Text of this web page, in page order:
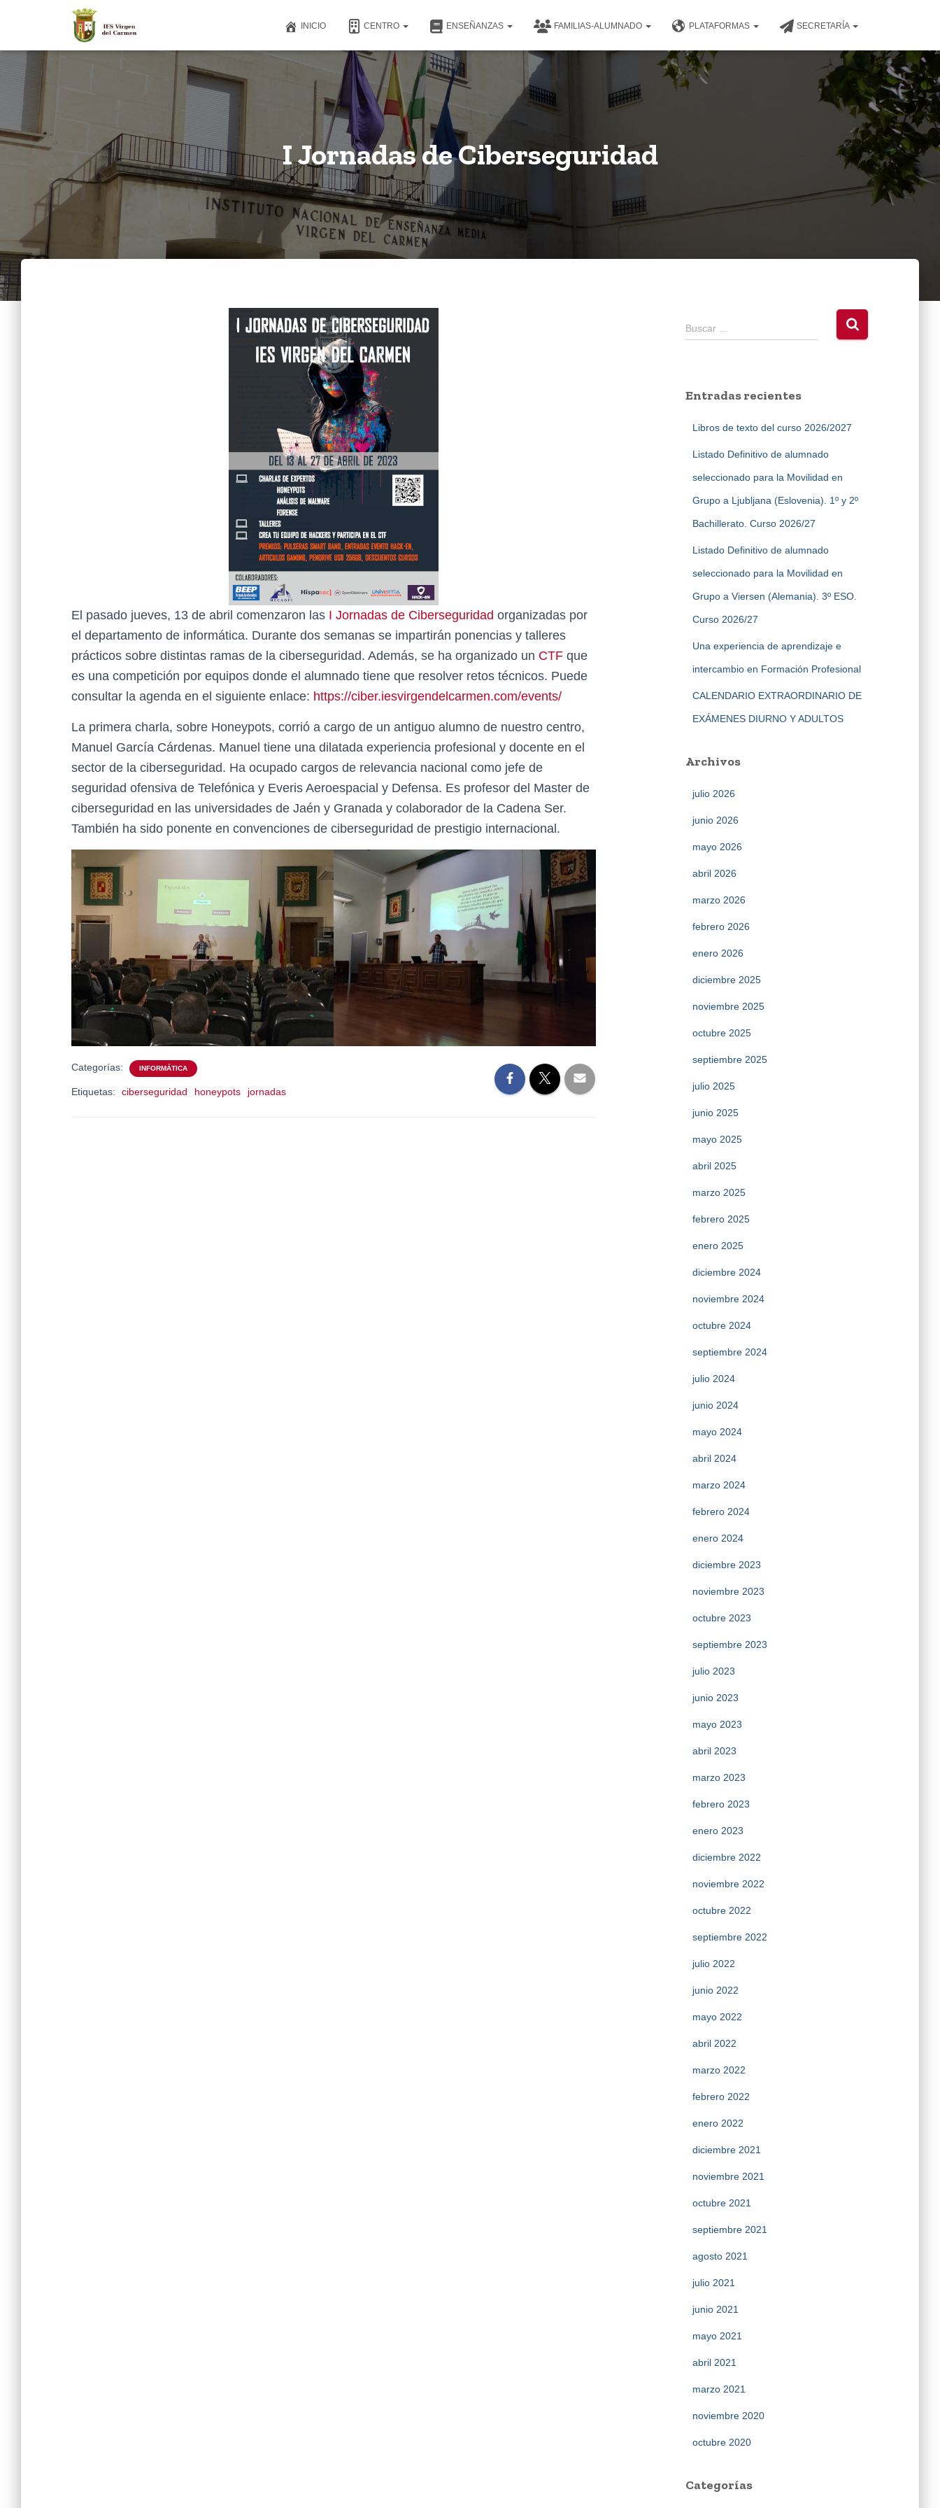
INICIO CENTRO ENSEÑANZAS FAMILIAS-ALUMNADO PLATAFORMAS SECRETARÍA
I Jornadas de Ciberseguridad
El pasado jueves, 13 de abril comenzaron las I Jornadas de Ciberseguridad organizadas por
el departamento de informática. Durante dos semanas se impartirán ponencias y talleres
prácticos sobre distintas ramas de la ciberseguridad. Además, se ha organizado un CTF que
es una competición por equipos donde el alumnado tiene que resolver retos técnicos. Puede
consultar la agenda en el siguiente enlace: https://ciber.iesvirgendelcarmen.com/events/
La primera charla, sobre Honeypots, corrió a cargo de un antiguo alumno de nuestro centro,
Manuel García Cárdenas. Manuel tiene una dilatada experiencia profesional y docente en el
sector de la ciberseguridad. Ha ocupado cargos de relevancia nacional como jefe de
seguridad ofensiva de Telefónica y Everis Aeroespacial y Defensa. Es profesor del Master de
ciberseguridad en las universidades de Jaén y Granada y colaborador de la Cadena Ser.
También ha sido ponente en convenciones de ciberseguridad de prestigio internacional.
Categorías: INFORMÁTICA
Etiquetas: ciberseguridad honeypots jornadas
B
u
r
Buscar …
Entradas recientes
Libros de texto del curso 2026/2027
Listado Definitivo de alumnado
seleccionado para la Movilidad en
Grupo a Ljubljana (Eslovenia). 1º y 2º
Bachillerato. Curso 2026/27
Listado Definitivo de alumnado
seleccionado para la Movilidad en
Grupo a Viersen (Alemania). 3º ESO.
Curso 2026/27
Una experiencia de aprendizaje e
intercambio en Formación Profesional
CALENDARIO EXTRAORDINARIO DE
EXÁMENES DIURNO Y ADULTOS
Archivos
julio 2026
junio 2026
mayo 2026
abril 2026
marzo 2026
febrero 2026
enero 2026
diciembre 2025
noviembre 2025
octubre 2025
septiembre 2025
julio 2025
junio 2025
mayo 2025
abril 2025
marzo 2025
febrero 2025
enero 2025
diciembre 2024
noviembre 2024
octubre 2024
septiembre 2024
julio 2024
junio 2024
mayo 2024
abril 2024
marzo 2024
febrero 2024
enero 2024
diciembre 2023
noviembre 2023
octubre 2023
septiembre 2023
julio 2023
junio 2023
mayo 2023
abril 2023
marzo 2023
febrero 2023
enero 2023
diciembre 2022
noviembre 2022
octubre 2022
septiembre 2022
julio 2022
junio 2022
mayo 2022
abril 2022
marzo 2022
febrero 2022
enero 2022
diciembre 2021
noviembre 2021
octubre 2021
septiembre 2021
agosto 2021
julio 2021
junio 2021
mayo 2021
abril 2021
marzo 2021
noviembre 2020
octubre 2020
Categorías